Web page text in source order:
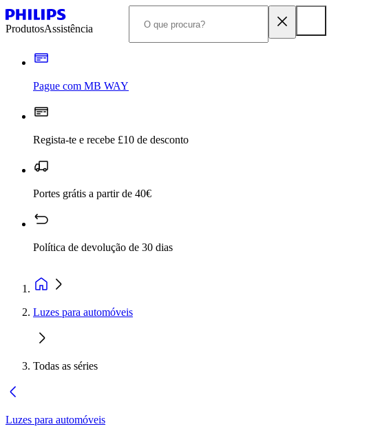
ProdutosAssistência
Pague com MB WAY
Regista-te e recebe £10 de desconto
Portes grátis a partir de 40€
Política de devolução de 30 dias
Luzes para automóveis
Todas as séries
Luzes para automóveis